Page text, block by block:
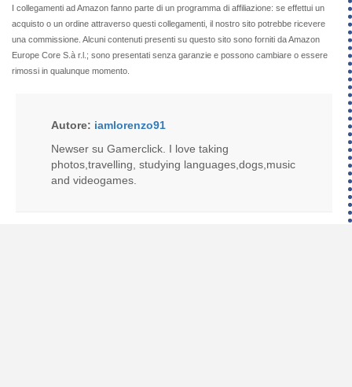
I collegamenti ad Amazon fanno parte di un programma di affiliazione: se effettui un
acquisto o un ordine attraverso questi collegamenti, il nostro sito potrebbe ricevere
una commissione. Alcuni contenuti presenti su questo sito sono forniti da Amazon
Europe Core S.à r.l.; sono presentati senza garanzie e possono cambiare o essere
rimossi in qualunque momento.
Autore: iamlorenzo91
Newser su Gamerclick. I love taking
photos,travelling, studying languages,dogs,music
and videogames.